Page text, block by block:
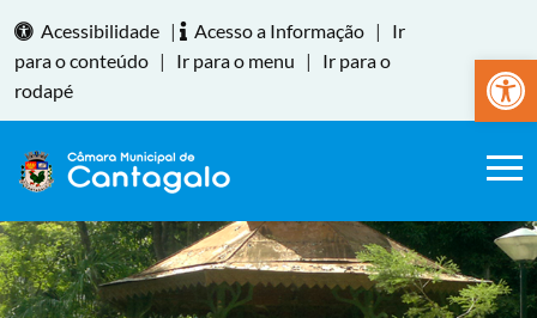
Abrir
Acessibilidade | Acesso a Informação |
Ir
para o conteúdo | Ir para o menu |
Ir para o
rodapé